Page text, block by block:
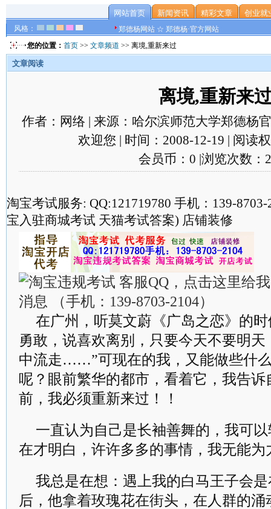
风格：
网站首页 新闻资讯 精彩文章 创业就
郑德杨网站 ☆ 郑德杨·官方网站
您的位置： 首页 >> 文章频道 >> 离境,重新来过
文章阅读
离境,重新来
作者：网络 | 来源：哈尔滨师范大学郑德杨
欢迎您 | 时间：2008-12-19 | 阅读
会员币：0 |浏览次数：
淘宝考试服务: QQ:121719780 手机：139-
宝入驻商城考试 天猫考试答案) 店铺装修
在广州，听莫文蔚《广岛之恋》的
勇敢，说喜欢离别，只要今天不要明
中流走……”可现在的我，又能做些什
呢？眼前繁华的都市，看着它，我告
前，我必须重新来过！！
一直认为自己是长袖善舞的，我可
在才明白，许许多多的事情，我无能为
我总是在想：遇上我的白马王子会
后，他拿着玫瑰花在街头，在人群的